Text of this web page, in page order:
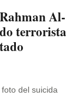
Al-
terrorista
del suicida